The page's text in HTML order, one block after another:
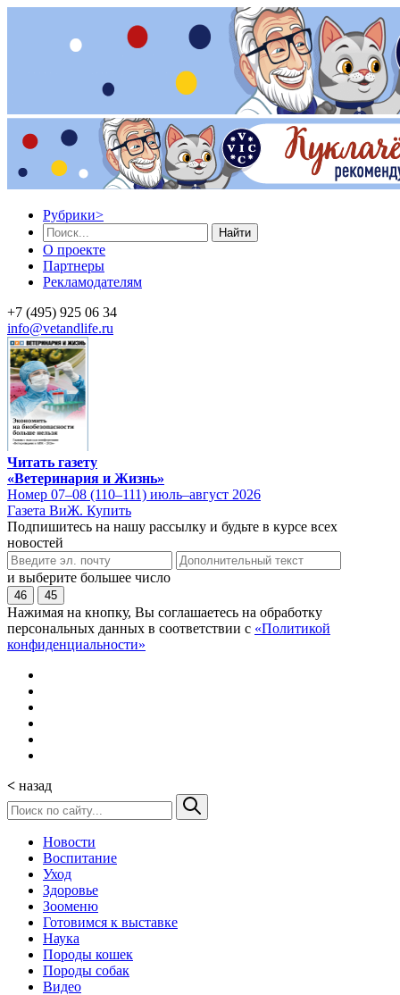
Рубрики>
Найти
О проекте
Партнеры
Рекламодателям
+7 (495) 925 06 34
info@vetandlife.ru
Читать газету
«Ветеринария и Жизнь»
Номер 07–08 (110–111) июль–август 2026
Газета ВиЖ. Купить
Подпишитесь на нашу рассылку и будьте в курсе всех
новостей
и выберите большее число
46 45
Нажимая на кнопку, Вы соглашаетесь на обработку
персональных данных в соответствии с «Политикой
конфиденциальности»
< назад
Новости
Воспитание
Уход
Здоровье
Зооменю
Готовимся к выставке
Наука
Породы кошек
Породы собак
Видео